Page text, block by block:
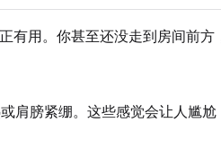
用。你甚至还没走到房间前方
膀紧绷。这些感觉会让人尴